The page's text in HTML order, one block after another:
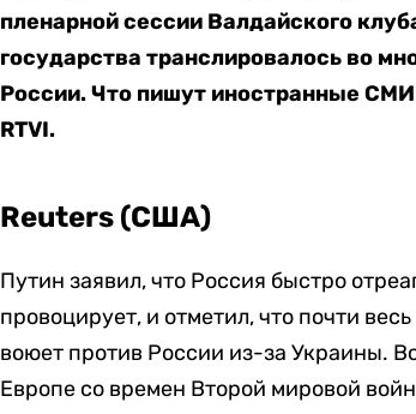
пленарной сессии Валдайского
государства транслировалось во
России. Что пишут иностранные
RTVI.
Reuters (США)
Путин заявил, что Россия быстро
провоцирует, и отметил, что почти
воюет против России из-за Украины.
Европе со времен Второй мировой